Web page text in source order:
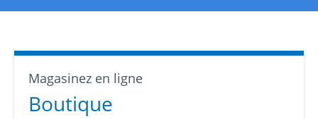
Magasinez en ligne
Boutique